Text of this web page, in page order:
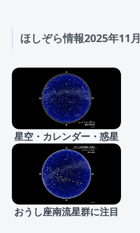
ほしぞら情報2025年11月
星空・カレンダー・惑星
おうし座南流星群に注目